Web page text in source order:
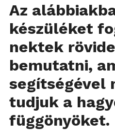
Az
készüléket
nektek
bemutatni,
segítségével
tudjuk a
függönyöket.